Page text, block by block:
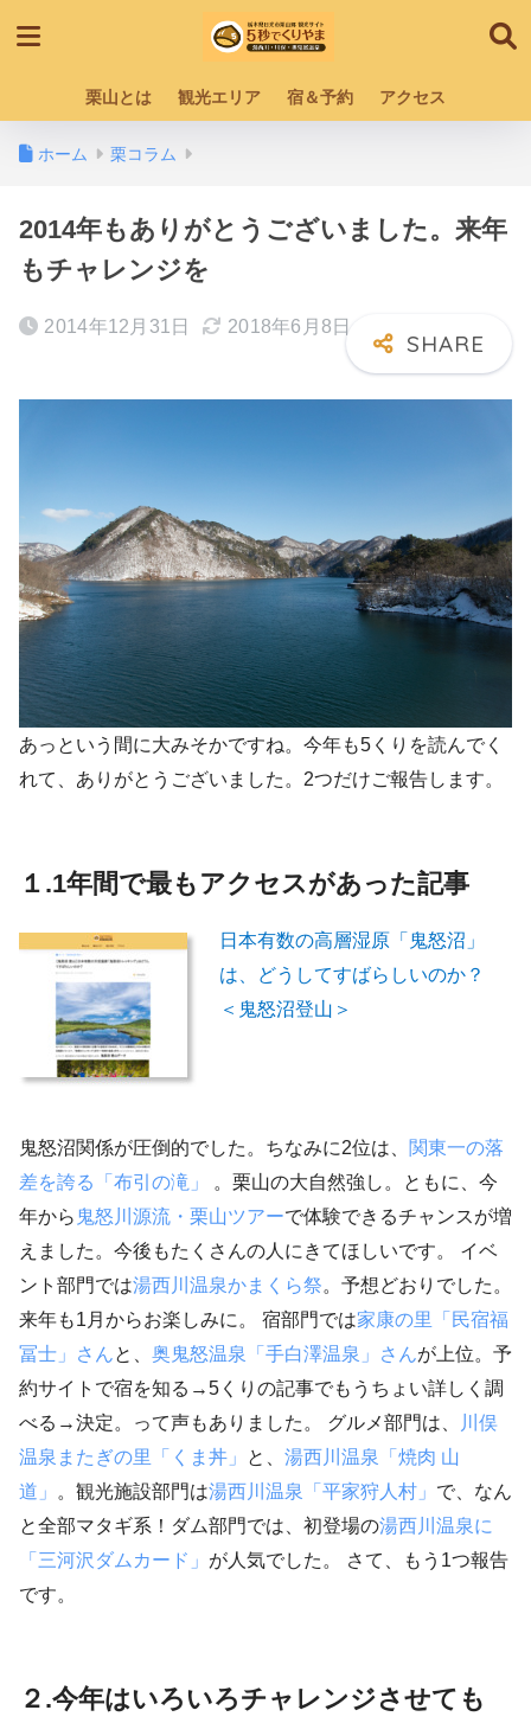
栗山とは 観光エリア 宿＆予約 アクセス
ホーム 栗コラム
2014年もありがとうございました。来年
もチャレンジを
2014年12月31日 2018年6月8日
あっという間に大みそかですね。今年も5くりを読んでく
れて、ありがとうございました。2つだけご報告します。
１.1年間で最もアクセスがあった記事
日本有数の高層湿原「鬼怒沼」
は、どうしてすばらしいのか？
＜鬼怒沼登山＞
鬼怒沼関係が圧倒的でした。ちなみに2位は、 関東一の落
差を誇る「布引の滝」
。栗山の大自然強し。ともに、今
年から 鬼怒川源流・栗山ツアーで体験できるチャンスが増
えました。今後もたくさんの人にきてほしいです。 イベ
ント部門では湯西川温泉かまくら祭。予想どおりでした。
来年も1月からお楽しみに。 宿部門では家康の里「民宿福
冨士」さんと、 奥鬼怒温泉「手白澤温泉」さんが上位。予
約サイトで宿を知る→5くりの記事でもうちょい詳しく調
べる→決定。って声もありました。 グルメ部門は、
川俣
温泉またぎの里「くま丼」
と、 湯西川温泉「焼肉 山
道」
。観光施設部門は湯西川温泉「平家狩人村」 で、なん
と全部マタギ系！ダム部門では、初登場の湯西川温泉に
「三河沢ダムカード」 が人気でした。 さて、もう1つ報告
です。
２.今年はいろいろチャレンジさせても